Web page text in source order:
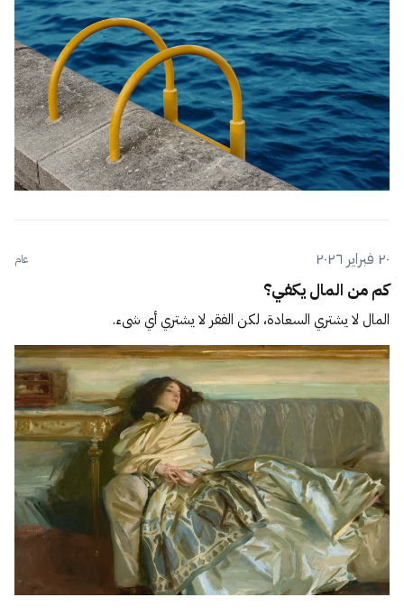
٢٠ فبراير ٢٠٢٦ عام
كم من المال يكفي؟
المال لا يشتري السعادة، لكن الفقر لا يشتري أي شيء.